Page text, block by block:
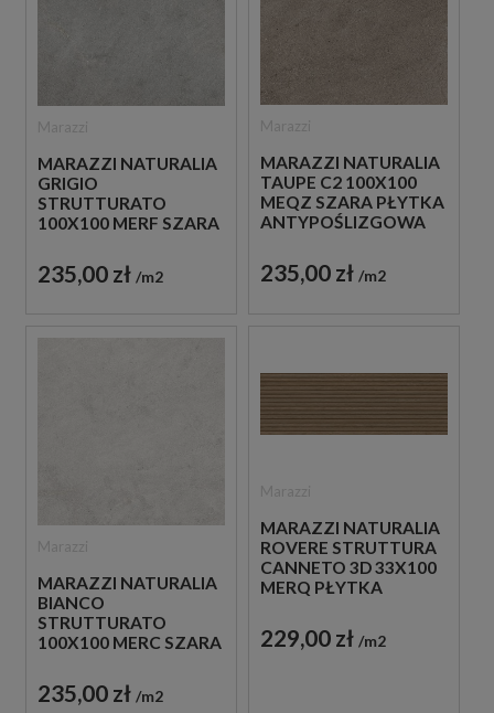
MARAZZI NATURALIA
GRIGIO
STRUTTURATO
100X100 MERF SZARA
STRUKTURALNA
IMITUJĄCA KAMIEŃ
235,00 zł m2
MARAZZI NATURALIA
TAUPE C2 100X100
MEQZ SZARA PŁYTKA
ANTYPOŚLIZGOWA
235,00 zł m2
MARAZZI NATURALIA
BIANCO
STRUTTURATO
100X100 MERC SZARA
STRUKTURALNA
IMITUJĄCA KAMIEŃ
235,00 zł m2
MARAZZI NATURALIA
ROVERE STRUTTURA
CANNETO 3D 33X100
MERQ PŁYTKA
DREWNOPODOBNA
229,00 zł m2